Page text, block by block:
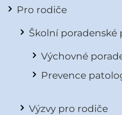
Pro rodiče
Školní poradenské
Výchovné
Prevence
Výzvy pro rodiče